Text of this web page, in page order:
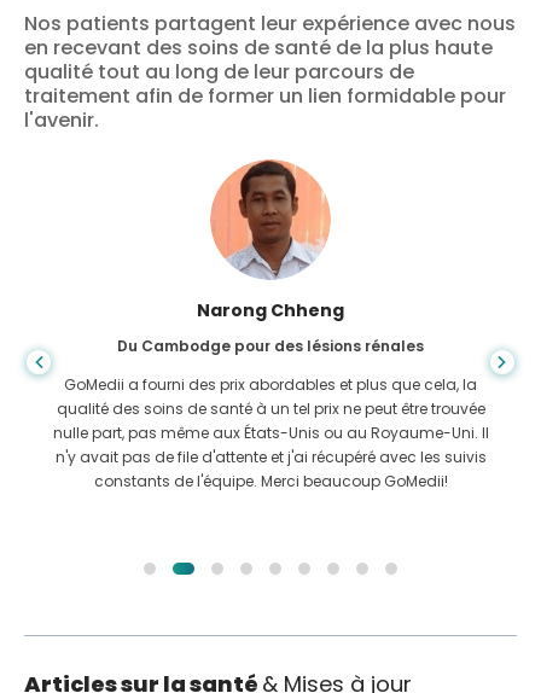
Nos patients partagent leur expérience avec nous
en recevant des soins de santé de la plus haute
qualité tout au long de leur parcours de
traitement afin de former un lien formidable pour
l'avenir.
Shanda Das
Du Bangladesh pour la gastro-entérologie
J'ai remercié mon fils et la brillante équipe de GoMedii qui
m'ont aidé dans mon voyage du Bangladesh vers l'Inde
pour me faire soigner. Nous avons fait le bon choix en
choisissant GoMedii. Même après le traitement, ils gardent
un excellent lien avec nous
Articles sur la santé & Mises à jour